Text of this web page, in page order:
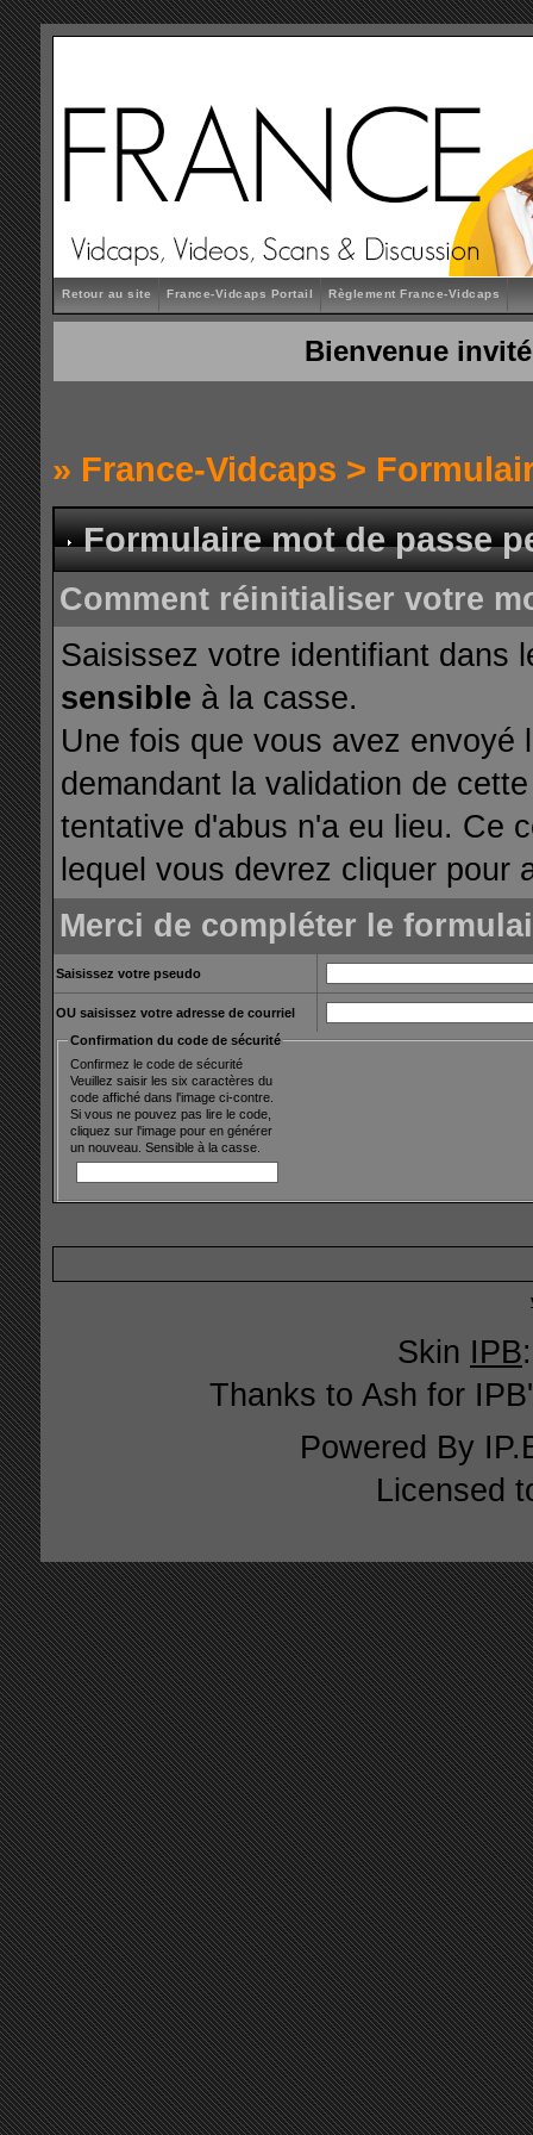
Retour au site France-Vidcaps Portail Règlement France-Vidcaps
Bienvenue invité
» France-Vidcaps >
Formulaire mot de passe
Comment réinitialiser votre
Saisissez votre identifiant dans
sensible à la casse.
Une fois que vous avez envoyé
demandant la validation de
tentative d'abus n'a eu lieu. Ce
lequel vous devrez cliquer pour
Merci de compléter le
Saisissez votre pseudo
OU saisissez votre adresse de courriel
Confirmation du code de sécurité
Confirmez le code de sécurité
Veuillez saisir les six caractères du
code affiché dans l'image ci-contre.
Si vous ne pouvez pas lire le code,
cliquez sur l'image pour en générer
un nouveau. Sensible à la casse.
Skin IPB
Thanks to Ash for
Powered By
Licensed